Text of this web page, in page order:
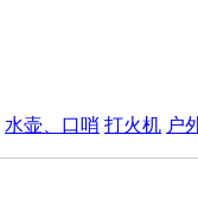
水壶、口哨 打火机 户